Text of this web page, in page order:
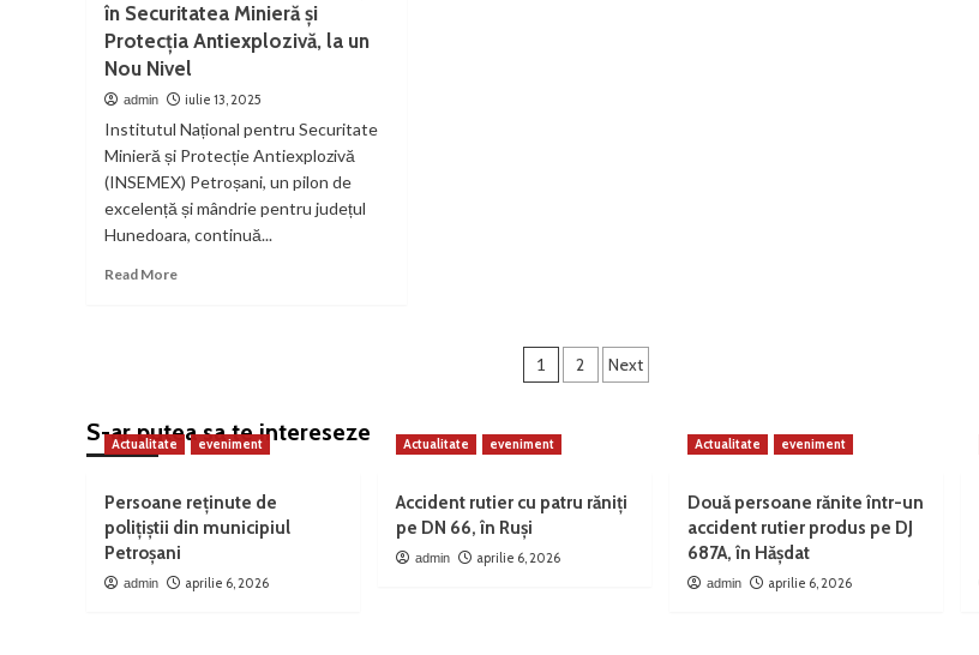
disponibile
zilnic
în
„Trenurile
Soarelui”
în Securitatea Minieră și
Protecția Antiexplozivă, la un
Nou Nivel
admin iulie 13, 2025
Institutul Național pentru Securitate
Minieră și Protecție Antiexplozivă
(INSEMEX) Petroșani, un pilon de
excelență și mândrie pentru județul
Hunedoara, continuă...
Read MoreRead
Securitatea
Minieră
Protecția
Antiexplozivă,
la
Nou
Paginație
1 2 Next
S-ar putea sa te intereseze
Actualitate eveniment
Persoane reținute de
polițiștii din municipiul
Petroșani
admin aprilie 6, 2026
Actualitate eveniment
Accident rutier cu patru răniți
pe DN 66, în Ruși
admin aprilie 6, 2026
Actualitate eveniment
Două persoane rănite într-un
accident rutier produs pe DJ
687A, în Hășdat
admin aprilie 6, 2026